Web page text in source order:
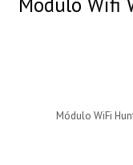
Módulo WiFi